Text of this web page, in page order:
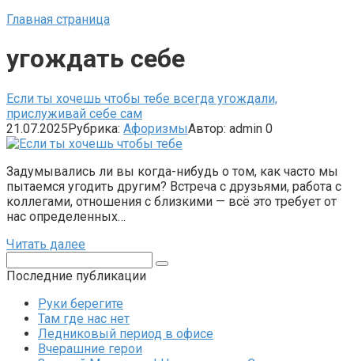
Главная страница
угождать себе
Если ты хочешь чтобы тебе всегда угождали,
прислуживай себе сам
21.07.2025Рубрика: АфоризмыАвтор: admin 0
Задумывались ли вы когда-нибудь о том, как часто мы
пытаемся угодить другим? Встреча с друзьями, работа с
коллегами, отношения с близкими — всё это требует от
нас определенных…
Читать далее
Последние публикации
Руки берегите
Там где нас нет
Ледниковый период в офисе
Вчерашние герои